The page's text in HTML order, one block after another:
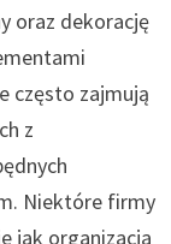
oraz dekorację
często zajmują
z
Niektóre firmy
jak organizacja